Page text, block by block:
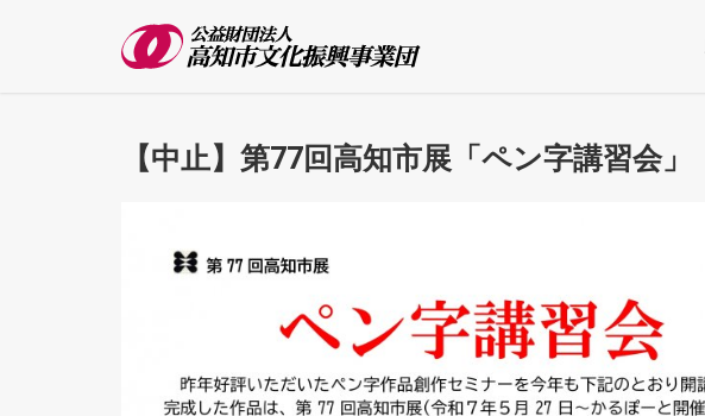
【中止】第77回高知市展「ペン字講習会」